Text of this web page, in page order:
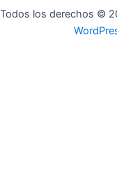
Todos los derechos ©